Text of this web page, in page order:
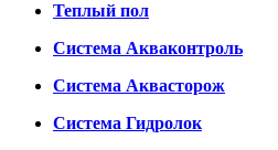
Теплый пол
Система Акваконтроль
Система Аквасторож
Система Гидролок